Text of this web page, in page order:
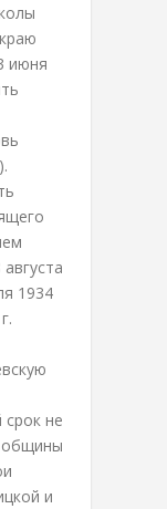
июня
1934
не
общины
и